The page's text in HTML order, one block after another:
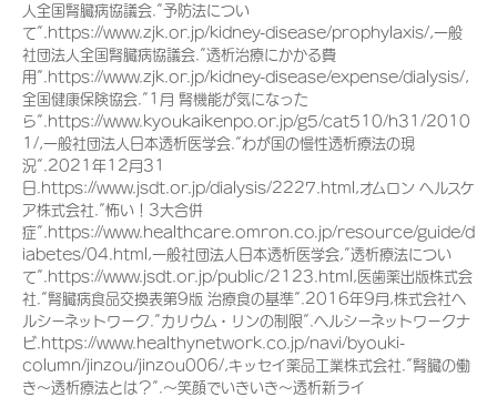
人全国腎臓病協議会.”予防法につい
て”.https://www.zjk.or.jp/kidney-disease/prophylaxis/,一般
社団法人全国腎臓病協議会.”透析治療にかかる費
用”.https://www.zjk.or.jp/kidney-disease/expense/dialysis/,
全国健康保険協会.”1月 腎機能が気になった
ら”.https://www.kyoukaikenpo.or.jp/g5/cat510/h31/2010
1/,一般社団法人日本透析医学会.”わが国の慢性透析療法の現
況”.2021年12月31
日.https://www.jsdt.or.jp/dialysis/2227.html,オムロン ヘルスケ
ア株式会社.”怖い！3大合併
症”.https://www.healthcare.omron.co.jp/resource/guide/d
iabetes/04.html,一般社団法人日本透析医学会,”透析療法につい
て”.https://www.jsdt.or.jp/public/2123.html,医歯薬出版株式会
社.”腎臓病食品交換表第9版 治療食の基準”.2016年9月,株式会社ヘ
ルシーネットワーク.”カリウム・リンの制限”.ヘルシーネットワークナ
ビ.https://www.healthynetwork.co.jp/navi/byouki-
column/jinzou/jinzou006/,キッセイ薬品工業株式会社.”腎臓の働
き～透析療法とは？”.～笑顔でいきいき～透析新ライ